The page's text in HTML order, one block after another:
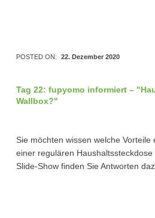
POSTED ON: 22. Dezember 2020
Tag 22: fupyomo informiert –
Wallbox?"
Sie möchten wissen welche
einer regulären
Slide-Show finden Sie Antworten